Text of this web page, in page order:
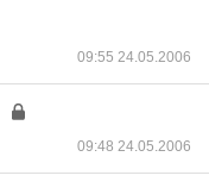
09:55 24.05.2006
09:48 24.05.2006